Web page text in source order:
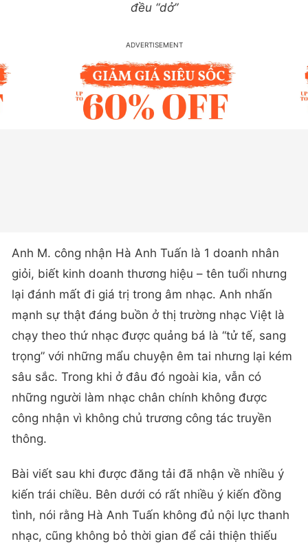
đều “dở”
Anh M. công nhận Hà Anh Tuấn là 1 doanh nhân
giỏi, biết kinh doanh thương hiệu – tên tuổi nhưng
lại đánh mất đi giá trị trong âm nhạc. Anh nhấn
mạnh sự thật đáng buồn ở thị trường nhạc Việt là
chạy theo thứ nhạc được quảng bá là “tử tế, sang
trọng” với những mẩu chuyện êm tai nhưng lại kém
sâu sắc. Trong khi ở đâu đó ngoài kia, vẫn có
những người làm nhạc chân chính không được
công nhận vì không chủ trương công tác truyền
thông.
Bài viết sau khi được đăng tải đã nhận về nhiều ý
kiến trái chiều. Bên dưới có rất nhiều ý kiến đồng
tình, nói rằng Hà Anh Tuấn không đủ nội lực thanh
nhạc, cũng không bỏ thời gian để cải thiện thiếu